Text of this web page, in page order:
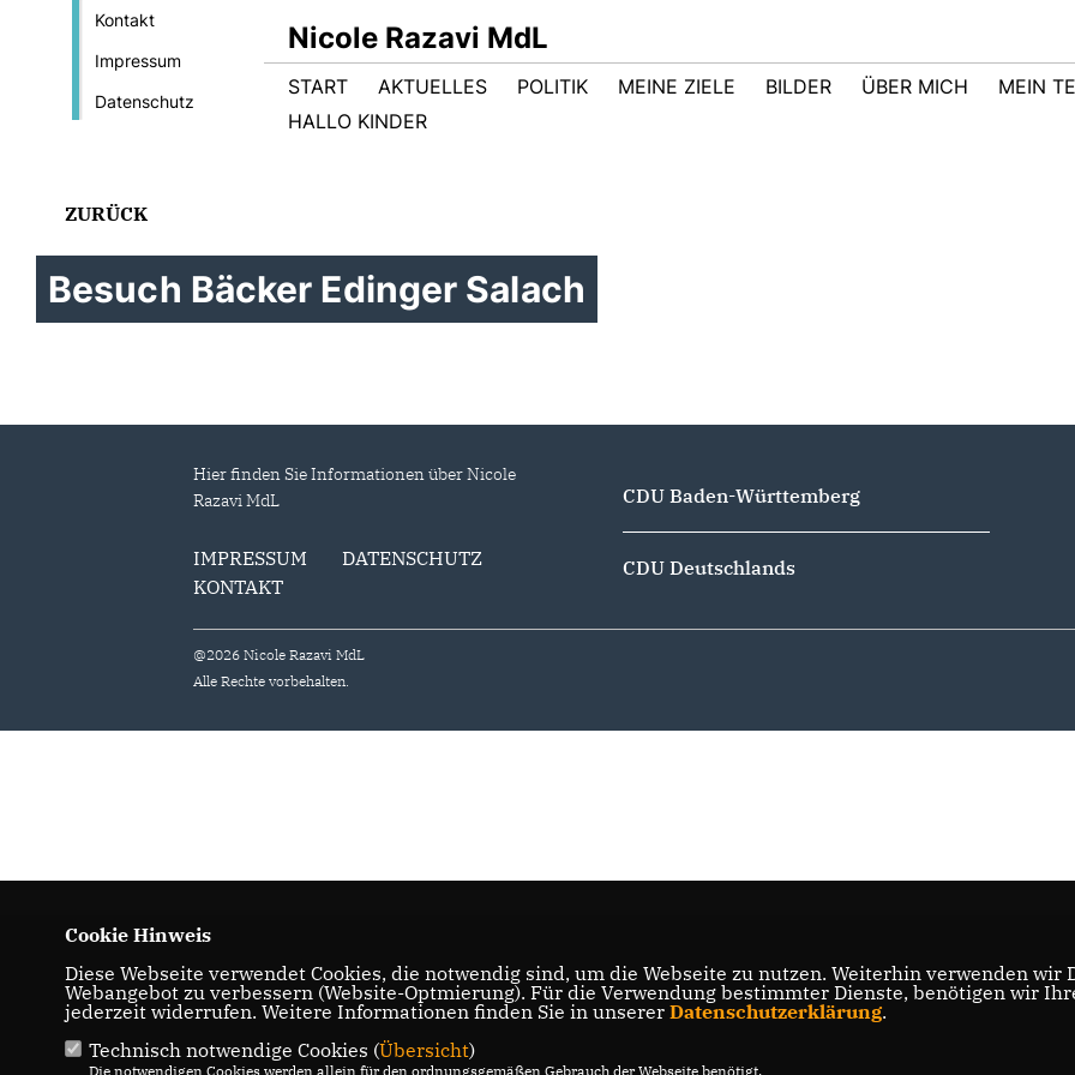
Kontakt
Impressum
Datenschutz
Nicole Razavi MdL
START AKTUELLES POLITIK MEINE ZIELE BILDER ÜBER MICH
MEIN
HALLO KINDER
ZURÜCK
Besuch Bäcker Edinger Salach
Hier finden Sie Informationen über Nicole
Razavi MdL
IMPRESSUM
DATENSCHUTZ
KONTAKT
CDU Baden-Württemberg
CDU Deutschlands
@2026 Nicole Razavi MdL
Alle Rechte vorbehalten.
Cookie Hinweis
Diese Webseite verwendet Cookies, die notwendig sind, um die Webseite zu nutzen. Weiterhin verwenden
Webangebot zu verbessern (Website-Optmierung). Für die Verwendung bestimmter Dienste, benötigen wir
jederzeit widerrufen. Weitere Informationen finden Sie in unserer Datenschutzerklärung.
Technisch notwendige Cookies (Übersicht)
Die notwendigen Cookies werden allein für den ordnungsgemäßen Gebrauch der Webseite benötigt.